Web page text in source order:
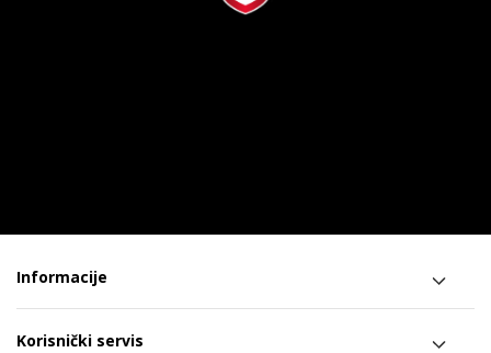
Informacije
Korisnički servis